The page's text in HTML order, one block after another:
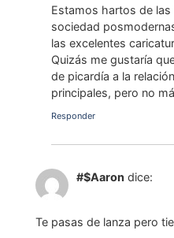
Estamos hartos de
sociedad
las excelentes
Quizás me gustaría
de picardía a la
principales, pero no
Responder
#$Aaron dice:
Te pasas de lanza pero